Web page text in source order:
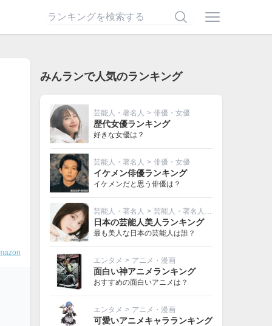
みんランで人気のランキング
芸能人・著名人 > 俳優・女優
歴代女優ランキング
好きな女優は？
芸能人・著名人 > 俳優・女優
イケメン俳優ランキング
イケメンだと思う俳優は？
芸能人・著名人 > 芸能人・著名人その他
日本の芸能人美人ランキング
最も美人な日本の芸能人は誰？
エンタメ > アニメ・漫画
面白い神アニメランキング
おすすめの面白いアニメは？
エンタメ > アニメ・漫画
可愛いアニメキャラランキング